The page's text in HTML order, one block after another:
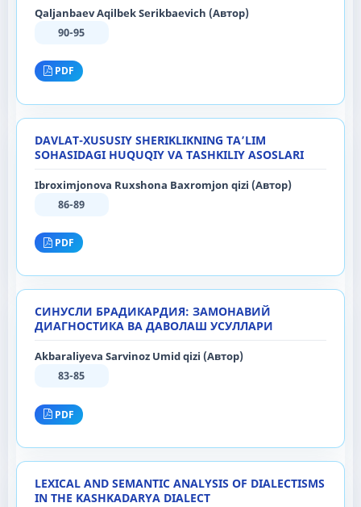
Qaljanbaev Aqilbek Serikbaevich (Автор)
90-95
PDF
DAVLAT-XUSUSIY SHERIKLIKNING TA’LIM
SOHASIDAGI HUQUQIY VA TASHKILIY ASOSLARI
Ibroximjonova Ruxshona Baxromjon qizi (Автор)
86-89
PDF
СИНУСЛИ БРАДИКАРДИЯ: ЗАМОНАВИЙ
ДИАГНОСТИКА ВА ДАВОЛАШ УСУЛЛАРИ
Akbaraliyeva Sarvinoz Umid qizi (Автор)
83-85
PDF
LEXICAL AND SEMANTIC ANALYSIS OF DIALECTISMS
IN THE KASHKADARYA DIALECT